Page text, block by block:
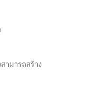
ามารถสร้าง